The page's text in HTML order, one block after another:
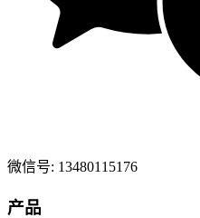
微信号: 13480115176
产品